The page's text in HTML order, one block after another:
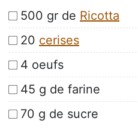
500 gr de Ricotta
20 cerises
4 oeufs
45 g de farine
70 g de sucre